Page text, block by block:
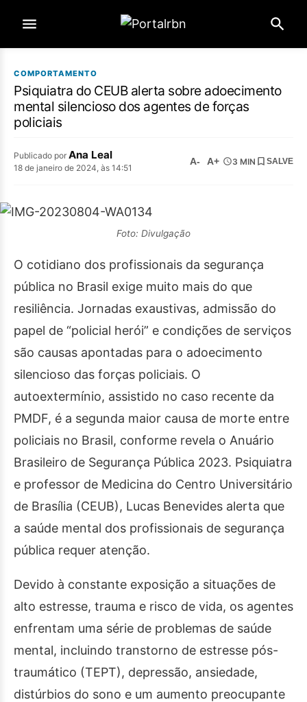
COMPORTAMENTO
Psiquiatra do CEUB alerta sobre adoecimento
mental silencioso dos agentes de forças
policiais
Publicado por Ana Leal
18 de janeiro de 2024, às 14:51
A- A+ 3 MIN SALVE
Foto: Divulgação
O cotidiano dos profissionais da segurança
pública no Brasil exige muito mais do que
resiliência. Jornadas exaustivas, admissão do
papel de “policial herói” e condições de serviços
são causas apontadas para o adoecimento
silencioso das forças policiais. O
autoextermínio, assistido no caso recente da
PMDF, é a segunda maior causa de morte entre
policiais no Brasil, conforme revela o Anuário
Brasileiro de Segurança Pública 2023. Psiquiatra
e professor de Medicina do Centro Universitário
de Brasília (CEUB), Lucas Benevides alerta que
a saúde mental dos profissionais de segurança
pública requer atenção.
Devido à constante exposição a situações de
alto estresse, trauma e risco de vida, os agentes
enfrentam uma série de problemas de saúde
mental, incluindo transtorno de estresse pós-
traumático (TEPT), depressão, ansiedade,
distúrbios do sono e um aumento preocupante